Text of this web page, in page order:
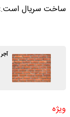
ساخت سریال
آجر
ویژه